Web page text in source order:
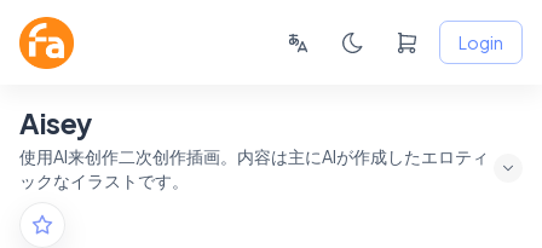
Login
Aisey
使用AI来创作二次创作插画。内容は主にAIが作成したエロティ
ックなイラストです。